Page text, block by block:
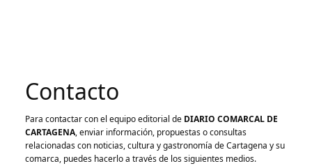
Contacto
Para contactar con el equipo editorial de DIARIO COMARCAL DE
CARTAGENA, enviar información, propuestas o consultas
relacionadas con noticias, cultura y gastronomía de Cartagena y su
comarca, puedes hacerlo a través de los siguientes medios.